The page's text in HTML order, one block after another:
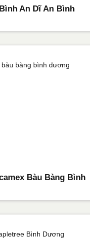
An Dĩ An Bình
Bàu Bàng Bình